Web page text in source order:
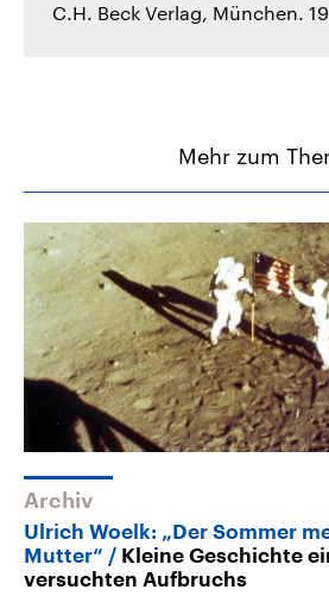
C.H. Beck Verlag, München.
Mehr zum
Archiv
Ulrich Woelk: „Der Sommer
Mutter“
Kleine Geschichte
versuchten Aufbruchs